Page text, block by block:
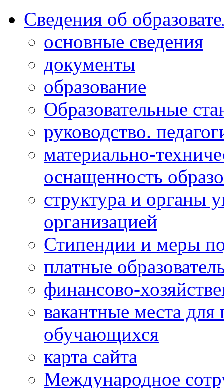
Сведения об
основные сведения
документы
образование
Образовательные
руководство.
материально-
оснащенность
структура и органы
организацией
Стипендии и меры
платные
финансово-
вакантные места
обучающихся
карта сайта
Международное